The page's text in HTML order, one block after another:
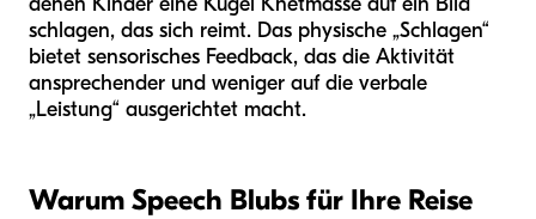
schlagen, das sich reimt. Das physische „Schlagen“
bietet sensorisches Feedback, das die Aktivität
ansprechender und weniger auf die verbale
„Leistung“ ausgerichtet macht.
Warum Speech Blubs für Ihre Reise